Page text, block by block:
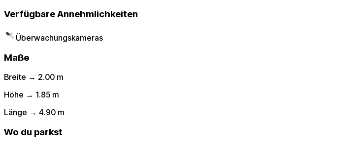
Verfügbare Annehmlichkeiten
Überwachungskameras
Maße
Breite → 2.00 m
Höhe → 1.85 m
Länge → 4.90 m
Wo du parkst